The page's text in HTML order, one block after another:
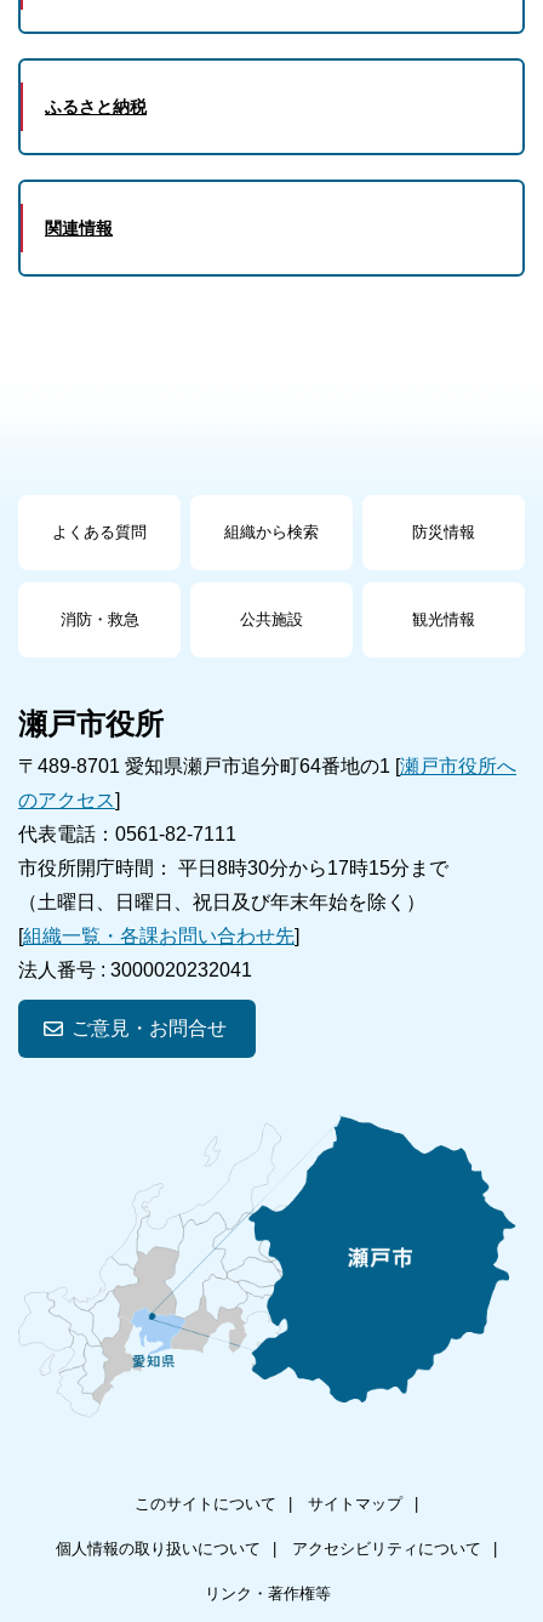
ふるさと納税
関連情報
よくある質問 組織から検索 防災情報
消防・救急 公共施設 観光情報
瀬戸市役所
〒489-8701 愛知県瀬戸市追分町64番地の1 [瀬戸市役所へ
のアクセス]
代表電話：0561-82-7111
市役所開庁時間： 平日8時30分から17時15分まで
（土曜日、日曜日、祝日及び年末年始を除く）
[組織一覧・各課お問い合わせ先]
法人番号 : 3000020232041
ご意見・お問合せ
このサイトについて サイトマップ
個人情報の取り扱いについて アクセシビリティについて
リンク・著作権等